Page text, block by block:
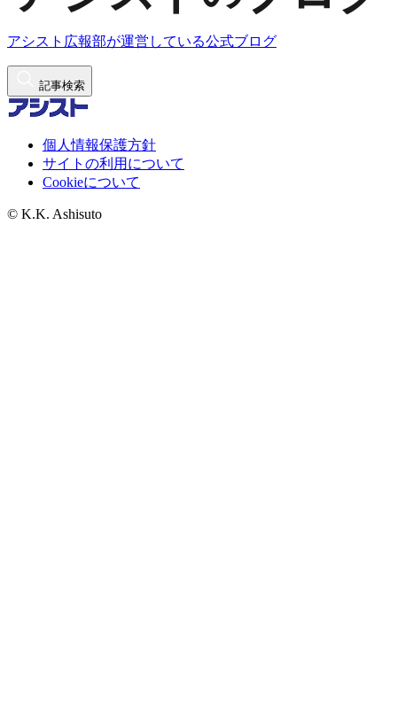
アシスト広報部が運営している公式ブログ
記事検索
個人情報保護方針
サイトの利用について
Cookieについて
© K.K. Ashisuto